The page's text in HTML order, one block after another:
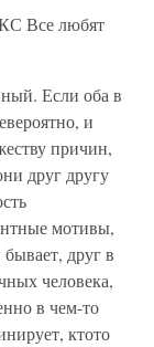
Все любят
Если оба в
и
причин,
друг другу
мотивы,
друг в
человека,
в чем-то
ктото